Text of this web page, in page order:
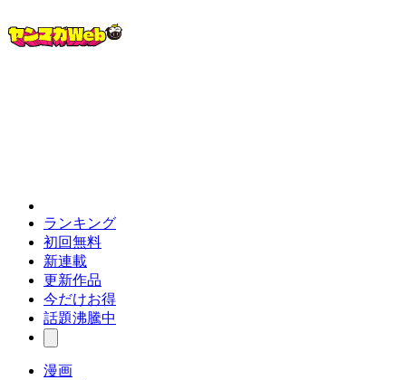
ランキング
初回無料
新連載
更新作品
今だけお得
話題沸騰中
漫画